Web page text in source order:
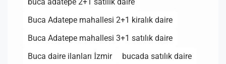
Buca Adatepe mahallesi 2+1 kiralık daire
Buca Adatepe mahallesi 3+1 satılık daire
Buca daire ilanları İzmir
bucada satılık daire